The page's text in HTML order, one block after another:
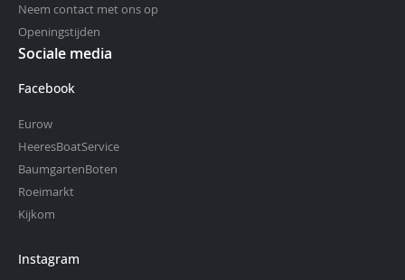
Neem contact met ons op
Openingstijden
Sociale media
Facebook
Eurow
HeeresBoatService
BaumgartenBoten
Roeimarkt
Kijkom
Instagram